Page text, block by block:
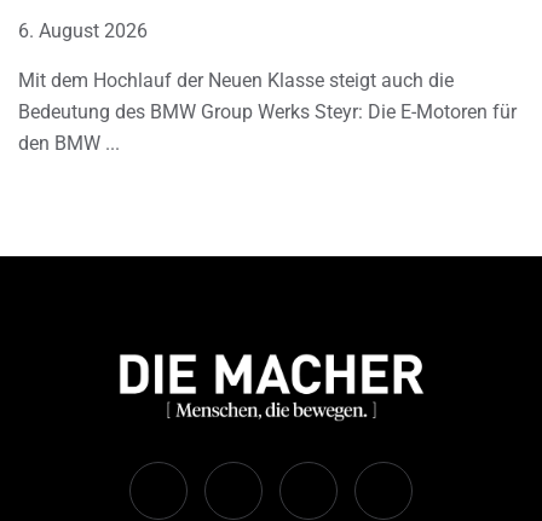
6. August 2026
Mit dem Hochlauf der Neuen Klasse steigt auch die
Bedeutung des BMW Group Werks Steyr: Die E-Motoren für
den BMW